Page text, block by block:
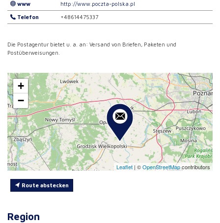
www http://www.poczta-polska.pl
Telefon +48614475337
Die Postagentur bietet u. a. an: Versand von Briefen, Paketen und
Postüberweisungen.
+
−
Leaflet | ©OpenStreetMapcontributors
Route abstecken
Region